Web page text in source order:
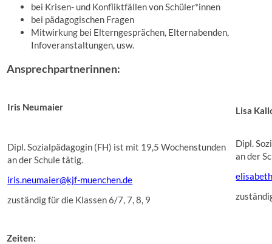
bei Krisen- und Konfliktfällen von Schüler*innen
bei pädagogischen Fragen
Mitwirkung bei Elterngesprächen, Elternabenden,
Infoveranstaltungen, usw.
Ansprechpartnerinnen:
Iris Neumaier
Dipl. Sozialpädagogin (FH) ist mit 19,5 Wochenstunden
an der Schule tätig.
iris.neumaier@kjf-muenchen.de
zuständig für die Klassen 6/7, 7, 8, 9
Lisa
Dipl.
an der
Zeiten: